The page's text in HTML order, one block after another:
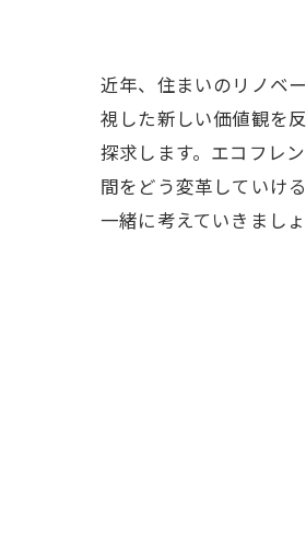
近年、住まいのリノベ
視した新しい価値観を
探求します。エコフレ
間をどう変革していけ
一緒に考えていきまし